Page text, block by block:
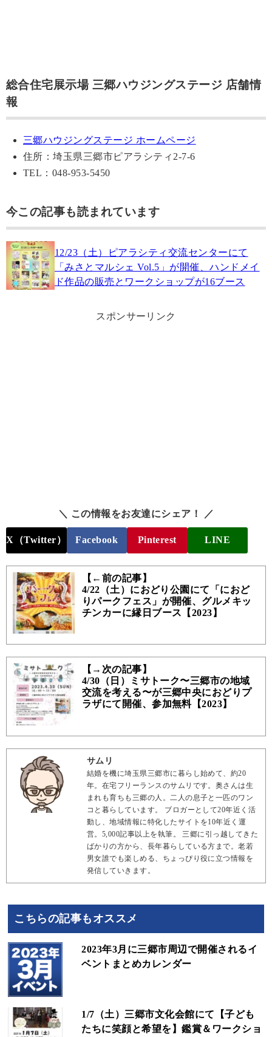
総合住宅展示場 三郷ハウジングステージ 店舗情
報
三郷ハウジングステージ ホームページ
住所：埼玉県三郷市ピアラシティ2-7-6
TEL：048-953-5450
今この記事も読まれています
12/23（土）ピアラシティ交流センターにて
「みさとマルシェ Vol.5」が開催、ハンドメイ
ド作品の販売とワークショップが16ブース
スポンサーリンク
＼ この情報をお友達にシェア！ ／
X（Twitter） Facebook Pinterest LINE
【←前の記事】
4/22（土）におどり公園にて「におど
りパークフェス」が開催、グルメキッ
チンカーに縁日ブース【2023】
【→次の記事】
4/30（日）ミサトーク〜三郷市の地域
交流を考える〜が三郷中央におどりプ
ラザにて開催、参加無料【2023】
サムリ
結婚を機に埼玉県三郷市に暮らし始めて、約20
年。在宅フリーランスのサムリです。奥さんは生
まれも育ちも三郷の人。二人の息子と一匹のワン
コと暮らしています。 ブロガーとして20年近く活
動し、地域情報に特化したサイトを10年近く運
営。5,000記事以上を執筆。 三郷に引っ越してきた
ばかりの方から、長年暮らしている方まで。老若
男女誰でも楽しめる、ちょっぴり役に立つ情報を
発信していきます。
こちらの記事もオススメ
2023年3月に三郷市周辺で開催されるイ
ベントまとめカレンダー
1/7（土）三郷市文化会館にて【子ども
たちに笑顔と希望を】鑑賞＆ワークショ